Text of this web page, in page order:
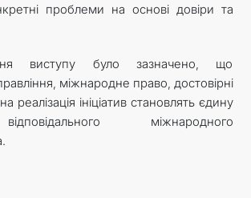
проблеми на основі довіри та
виступу було зазначено, що
міжнародне право, достовірні
реалізація ініціатив становлять єдину
міжнародного